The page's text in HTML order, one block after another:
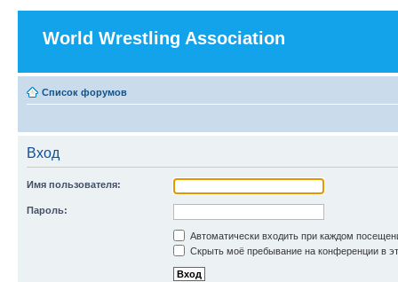
World Wrestling Association
Список форумов
Вход
Имя пользователя:
Пароль:
Автоматически входить при каждом
Скрыть моё пребывание на конференции в